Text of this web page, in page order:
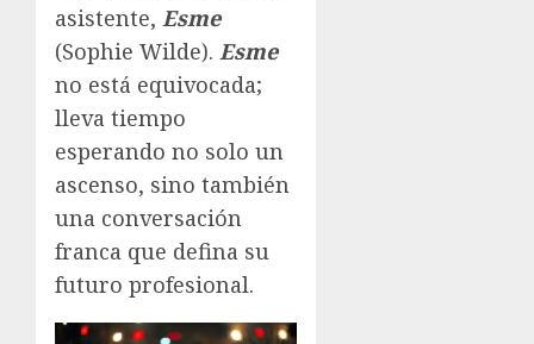
asistente, Esme
(Sophie Wilde). Esme
no está equivocada;
lleva tiempo
esperando no solo un
ascenso, sino también
una conversación
franca que defina su
futuro profesional.